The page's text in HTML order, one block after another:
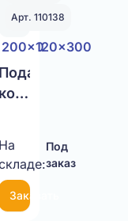
Под
Арт. 110138
200x120x300
Подарочный
короб
бурый
На
Под
заказ
Заказать